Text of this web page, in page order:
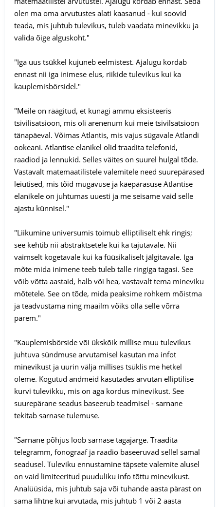
olen ma oma arvutustes alati kaasanud - kui soovid
teada, mis juhtub tulevikus, tuleb vaadata minevikku ja
valida õige alguskoht."
"Iga uus tsükkel kujuneb eelmistest. Ajalugu kordab
ennast nii iga inimese elus, riikide tulevikus kui ka
kauplemisbörsidel."
"Meile on räägitud, et kunagi ammu eksisteeris
tsivilisatsioon, mis oli arenenum kui meie tsivilsatsioon
tänapäeval. Võimas Atlantis, mis vajus sügavale Atlandi
ookeani. Atlantise elanikel olid traadita telefonid,
raadiod ja lennukid. Selles väites on suurel hulgal tõde.
Vastavalt matemaatilistele valemitele need suurepärased
leiutised, mis tõid mugavuse ja käepärasuse Atlantise
elanikele on juhtumas uuesti ja me seisame vaid selle
ajastu künnisel."
"Liikumine universumis toimub elliptiliselt ehk ringis;
see kehtib nii abstraktsetele kui ka tajutavale. Nii
vaimselt kogetavale kui ka füüsikaliselt jälgitavale. Iga
mõte mida inimene teeb tuleb talle ringiga tagasi. See
võib võtta aastaid, halb või hea, vastavalt tema mineviku
mõtetele. See on tõde, mida peaksime rohkem mõistma
ja teadvustama ning maailm võiks olla selle võrra
parem."
"Kauplemisbörside või ükskõik millise muu tulevikus
juhtuva sündmuse arvutamisel kasutan ma infot
minevikust ja uurin välja millises tsüklis me hetkel
oleme. Kogutud andmeid kasutades arvutan elliptilise
kurvi tulevikku, mis on aga kordus minevikust. See
suurepärane seadus baseerub teadmisel - sarnane
tekitab sarnase tulemuse.
"Sarnane põhjus loob sarnase tagajärge. Traadita
telegramm, fonograaf ja raadio baseeruvad sellel samal
seadusel. Tuleviku ennustamine täpsete valemite alusel
on vaid limiteeritud puuduliku info tõttu minevikust.
Analüüsida, mis juhtub saja või tuhande aasta pärast on
sama lihtne kui arvutada, mis juhtub 1 või 2 aasta